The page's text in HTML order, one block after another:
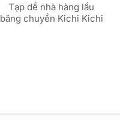
Tạp dề nhà hàng lẩu
băng chuyền Kichi Kichi